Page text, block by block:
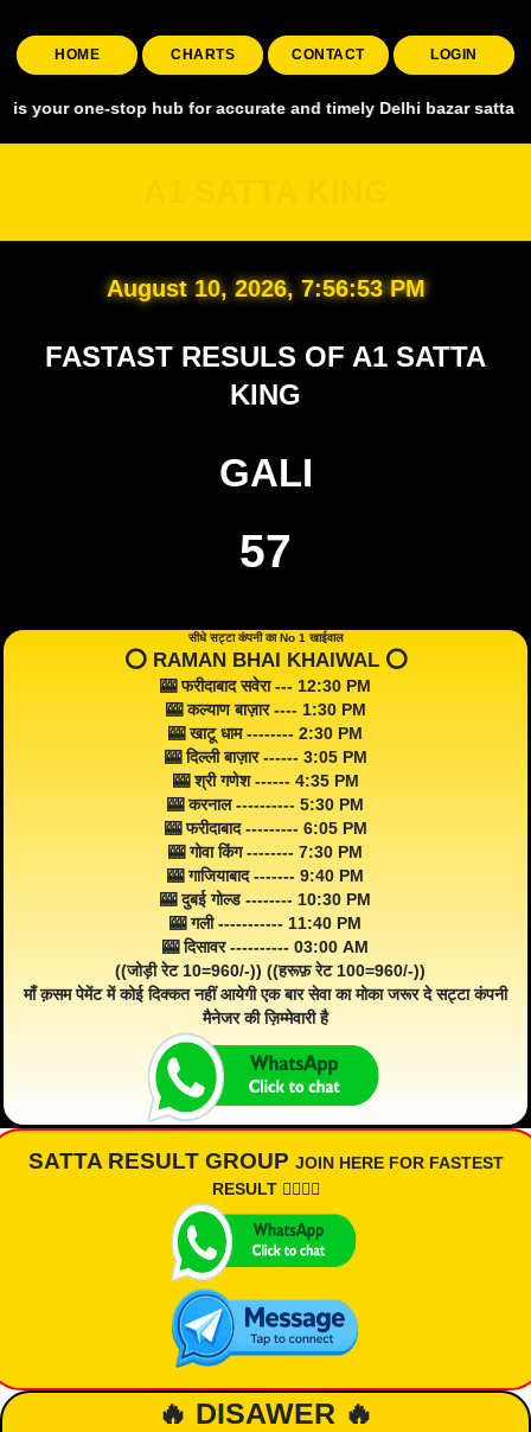
HOME CHARTS CONTACT LOGIN
one-stop hub for accurate and timely Delhi bazar satta king,
August 10, 2026, 7:56:53 PM
FASTAST RESULS OF A1 SATTA
KING
GALI
57
सीधे सट्टा कंपनी का No 1 खाईवाल
⭕️ RAMAN BHAI KHAIWAL ⭕️
🎰 फरीदाबाद सवेरा --- 12:30 PM
🎰 कल्याण बाज़ार ---- 1:30 PM
🎰 खाटू धाम -------- 2:30 PM
🎰 दिल्ली बाज़ार ------ 3:05 PM
🎰 श्री गणेश ------ 4:35 PM
🎰 करनाल ---------- 5:30 PM
🎰 फरीदाबाद --------- 6:05 PM
🎰 गोवा किंग -------- 7:30 PM
🎰 गाजियाबाद ------- 9:40 PM
🎰 दुबई गोल्ड -------- 10:30 PM
🎰 गली ----------- 11:40 PM
🎰 दिसावर ---------- 03:00 AM
((जोड़ी रेट 10=960/-)) ((हरूफ़ रेट 100=960/-))
माँ क़सम पेमेंट में कोई दिक्कत नहीं आयेगी एक बार सेवा का मोका जरूर दे सट्टा कंपनी
मैनेजर की ज़िम्मेवारी है
SATTA RESULT GROUP JOIN HERE FOR FASTEST
RESULT 👇🏾👇🏾
🔥 DISAWER 🔥